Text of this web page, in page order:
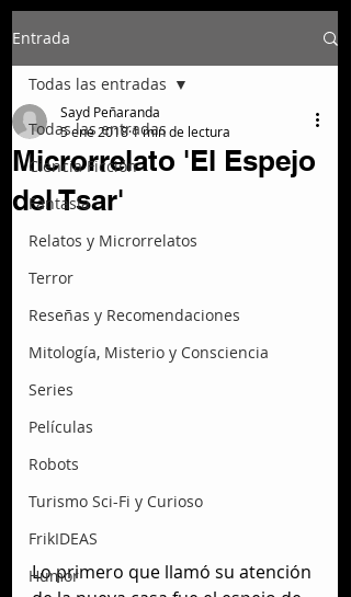
Entrada
Todas las entradas
Ciencia Ficción
Fantasía
Relatos y Microrrelatos
Terror
Reseñas y Recomendaciones
Mitología, Misterio y Consciencia
Series
Películas
Robots
Turismo Sci-Fi y Curioso
FrikIDEAS
Humor
Todas las entradas
Microrrelato 'El Espejo
del Tsar'
Sayd Peñaranda
5 ene 20181 min de lectura
Lo primero que llamó su atención